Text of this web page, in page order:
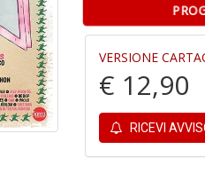
VERSIONE
€ 12,90
RICEVI